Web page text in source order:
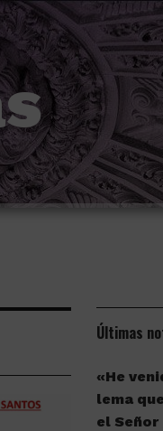
Últimas
«He
lema
el Señor